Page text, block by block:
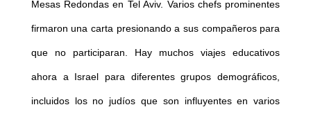
Mesas Redondas en Tel Aviv. Varios chefs prominentes
firmaron una carta presionando a sus compañeros para
que no participaran. Hay muchos viajes educativos
ahora a Israel para diferentes grupos demográficos,
incluidos los no judíos que son influyentes en varios